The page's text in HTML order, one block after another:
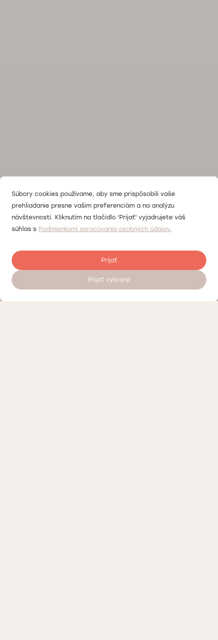
Súbory cookies používame, aby sme prispôsobili vaše
prehliadanie presne vašim preferenciám a na analýzu
návštevnosti. Kliknutím na tlačidlo 'Prijať' vyjadrujete váš
súhlas s Podmienkami spracúvania osobných údajov.
Prijať
Prijať vybrané
Objednať sa na vyšetrenie 24/7